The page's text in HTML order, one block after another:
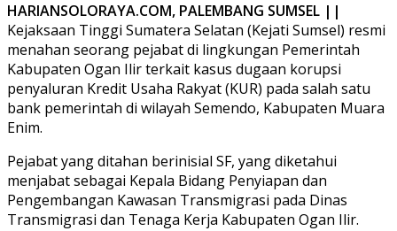
HARIANSOLORAYA.COM, PALEMBANG SUMSEL ||
Kejaksaan Tinggi Sumatera Selatan (Kejati Sumsel) resmi
menahan seorang pejabat di lingkungan Pemerintah
Kabupaten Ogan Ilir terkait kasus dugaan korupsi
penyaluran Kredit Usaha Rakyat (KUR) pada salah satu
bank pemerintah di wilayah Semendo, Kabupaten Muara
Enim.
Pejabat yang ditahan berinisial SF, yang diketahui
menjabat sebagai Kepala Bidang Penyiapan dan
Pengembangan Kawasan Transmigrasi pada Dinas
Transmigrasi dan Tenaga Kerja Kabupaten Ogan Ilir.